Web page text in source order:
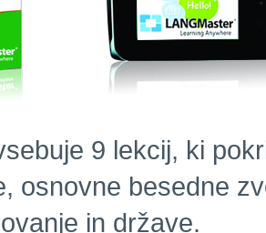
9 lekcij, ki
osnovne besedne
in države.